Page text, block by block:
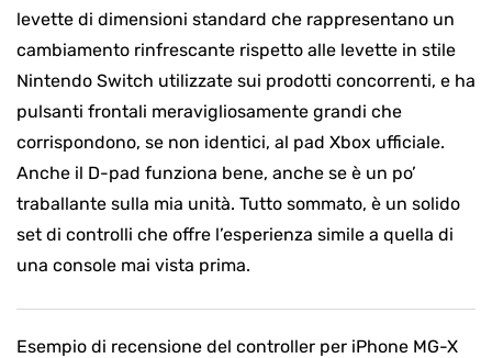
levette di dimensioni standard che rappresentano un
cambiamento rinfrescante rispetto alle levette in stile
Nintendo Switch utilizzate sui prodotti concorrenti, e ha
pulsanti frontali meravigliosamente grandi che
corrispondono, se non identici, al pad Xbox ufficiale.
Anche il D-pad funziona bene, anche se è un po’
traballante sulla mia unità. Tutto sommato, è un solido
set di controlli che offre l’esperienza simile a quella di
una console mai vista prima.
Esempio di recensione del controller per iPhone MG-X